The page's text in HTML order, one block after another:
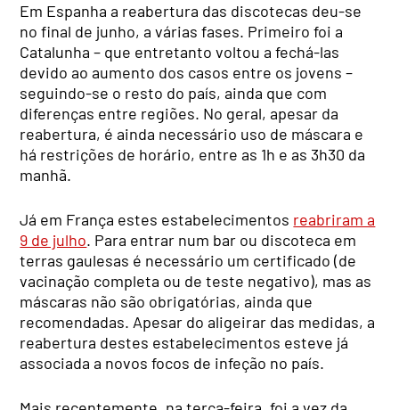
Em Espanha a reabertura das discotecas deu-se
no final de junho, a várias fases. Primeiro foi a
Catalunha – que entretanto voltou a fechá-las
devido ao aumento dos casos entre os jovens –
seguindo-se o resto do país, ainda que com
diferenças entre regiões. No geral, apesar da
reabertura, é ainda necessário uso de máscara e
há restrições de horário, entre as 1h e as 3h30 da
manhã.
Já em França estes estabelecimentos reabriram a
9 de julho. Para entrar num bar ou discoteca em
terras gaulesas é necessário um certificado (de
vacinação completa ou de teste negativo), mas as
máscaras não são obrigatórias, ainda que
recomendadas. Apesar do aligeirar das medidas, a
reabertura destes estabelecimentos esteve já
associada a novos focos de infeção no país.